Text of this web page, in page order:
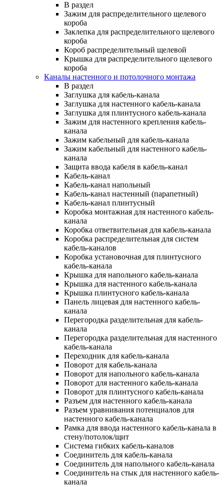
В раздел
Зажим для распределительного щелевого
короба
Заклепка для распределительного щелевого
короба
Короб распределительный щелевой
Крышка для распределительного щелевого
короба
Каналы настенного и потолочного монтажа
В раздел
Заглушка для кабель-канала
Заглушка для настенного кабель-канала
Заглушка для плинтусного кабель-канала
Зажим для настенного крепления кабель-
канала
Зажим кабельный для кабель-канала
Зажим кабельный для настенного кабель-
канала
Защита ввода кабеля в кабель-канал
Кабель-канал
Кабель-канал напольный
Кабель-канал настенный (парапетный)
Кабель-канал плинтусный
Коробка монтажная для настенного кабель-
канала
Коробка ответвительная для кабель-канала
Коробка распределительная для систем
кабель-каналов
Коробка установочная для плинтусного
кабель-канала
Крышка для напольного кабель-канала
Крышка для настенного кабель-канала
Крышка плинтусного кабель-канала
Панель лицевая для настенного кабель-
канала
Перегородка разделительная для кабель-
канала
Перегородка разделительная для настенного
кабель-канала
Переходник для кабель-канала
Поворот для кабель-канала
Поворот для напольного кабель-канала
Поворот для настенного кабель-канала
Поворот для плинтусного кабель-канала
Разъем для настенного кабель-канала
Разъем уравнивания потенциалов для
настенного кабель-канала
Рамка для ввода настенного кабель-канала в
стену/потолок/щит
Система гибких кабель-каналов
Соединитель для кабель-канала
Соединитель для напольного кабель-канала
Соединитель на стык для настенного кабель-
канала